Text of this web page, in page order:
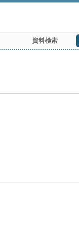
資料検索